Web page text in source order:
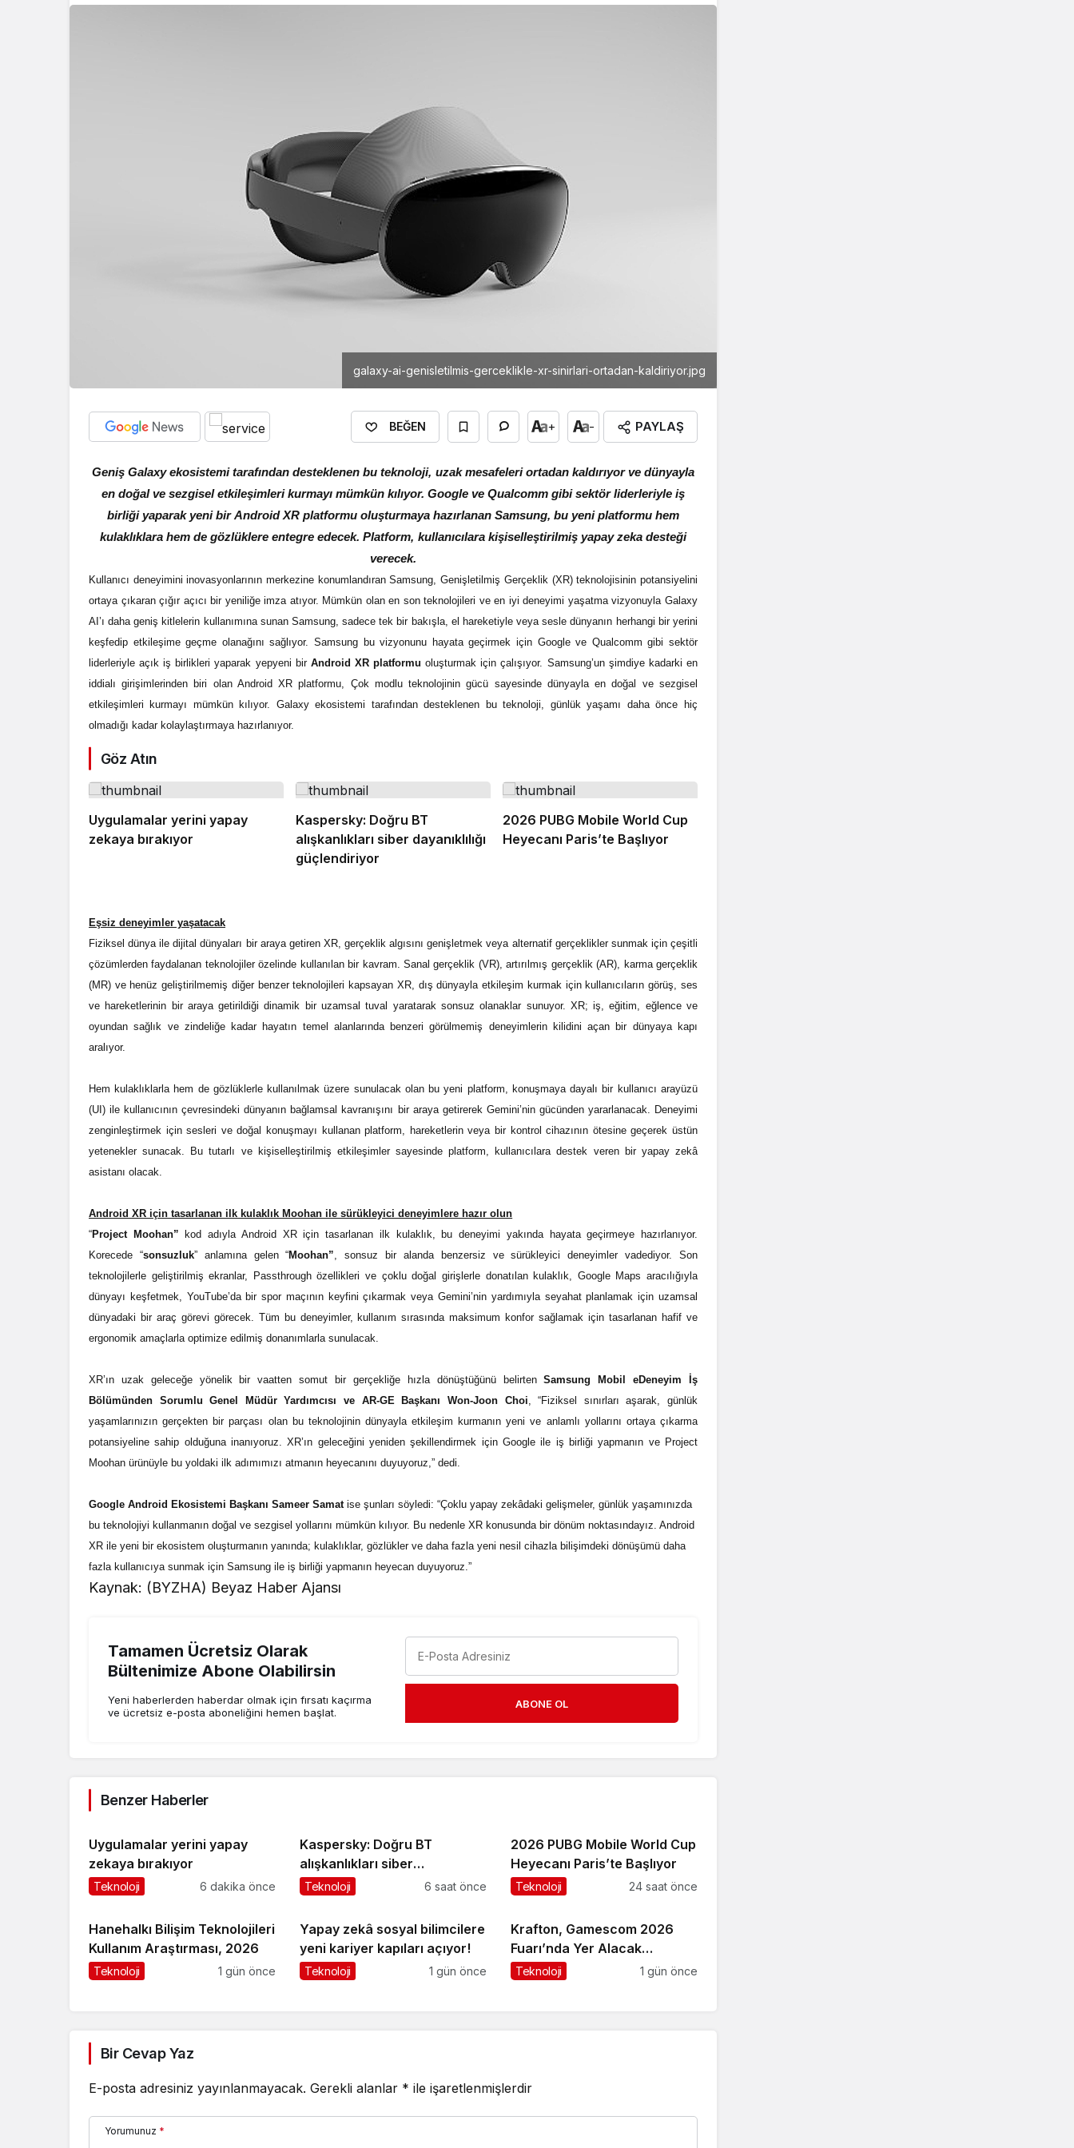
galaxy-ai-genisletilmis-gerceklikle-xr-sinirlari-ortadan-kaldiriyor.jpg
BEĞEN + - PAYLAŞ
Geniş Galaxy ekosistemi tarafından desteklenen bu teknoloji, uzak mesafeleri ortadan kaldırıyor ve dünyayla
en doğal ve sezgisel etkileşimleri kurmayı mümkün kılıyor. Google ve Qualcomm gibi sektör liderleriyle iş
birliği yaparak yeni bir Android XR platformu oluşturmaya hazırlanan Samsung, bu yeni platformu hem
kulaklıklara hem de gözlüklere entegre edecek. Platform, kullanıcılara kişiselleştirilmiş yapay zeka desteği
verecek.
Kullanıcı deneyimini inovasyonlarının merkezine konumlandıran Samsung, Genişletilmiş Gerçeklik (XR) teknolojisinin potansiyelini
ortaya çıkaran çığır açıcı bir yeniliğe imza atıyor. Mümkün olan en son teknolojileri ve en iyi deneyimi yaşatma vizyonuyla Galaxy
AI’ı daha geniş kitlelerin kullanımına sunan Samsung, sadece tek bir bakışla, el hareketiyle veya sesle dünyanın herhangi bir yerini
keşfedip etkileşime geçme olanağını sağlıyor. Samsung bu vizyonunu hayata geçirmek için Google ve Qualcomm gibi sektör
liderleriyle açık iş birlikleri yaparak yepyeni bir Android XR platformu oluşturmak için çalışıyor. Samsung’un şimdiye kadarki en
iddialı girişimlerinden biri olan Android XR platformu, Çok modlu teknolojinin gücü sayesinde dünyayla en doğal ve sezgisel
etkileşimleri kurmayı mümkün kılıyor. Galaxy ekosistemi tarafından desteklenen bu teknoloji, günlük yaşamı daha önce hiç
olmadığı kadar kolaylaştırmaya hazırlanıyor.
Göz Atın
Uygulamalar yerini yapay
zekaya bırakıyor
Kaspersky: Doğru BT
alışkanlıkları siber dayanıklılığı
güçlendiriyor
2026 PUBG Mobile World Cup
Heyecanı Paris’te Başlıyor
Eşsiz deneyimler yaşatacak
Fiziksel dünya ile dijital dünyaları bir araya getiren XR, gerçeklik algısını genişletmek veya alternatif gerçeklikler sunmak için çeşitli
çözümlerden faydalanan teknolojiler özelinde kullanılan bir kavram. Sanal gerçeklik (VR), artırılmış gerçeklik (AR), karma gerçeklik
(MR) ve henüz geliştirilmemiş diğer benzer teknolojileri kapsayan XR, dış dünyayla etkileşim kurmak için kullanıcıların görüş, ses
ve hareketlerinin bir araya getirildiği dinamik bir uzamsal tuval yaratarak sonsuz olanaklar sunuyor. XR; iş, eğitim, eğlence ve
oyundan sağlık ve zindeliğe kadar hayatın temel alanlarında benzeri görülmemiş deneyimlerin kilidini açan bir dünyaya kapı
aralıyor.
Hem kulaklıklarla hem de gözlüklerle kullanılmak üzere sunulacak olan bu yeni platform, konuşmaya dayalı bir kullanıcı arayüzü
(UI) ile kullanıcının çevresindeki dünyanın bağlamsal kavranışını bir araya getirerek Gemini’nin gücünden yararlanacak. Deneyimi
zenginleştirmek için sesleri ve doğal konuşmayı kullanan platform, hareketlerin veya bir kontrol cihazının ötesine geçerek üstün
yetenekler sunacak. Bu tutarlı ve kişiselleştirilmiş etkileşimler sayesinde platform, kullanıcılara destek veren bir yapay zekâ
asistanı olacak.
Android XR için tasarlanan ilk kulaklık Moohan ile sürükleyici deneyimlere hazır olun
“Project Moohan” kod adıyla Android XR için tasarlanan ilk kulaklık, bu deneyimi yakında hayata geçirmeye hazırlanıyor.
Korecede “sonsuzluk” anlamına gelen “Moohan”, sonsuz bir alanda benzersiz ve sürükleyici deneyimler vadediyor. Son
teknolojilerle geliştirilmiş ekranlar, Passthrough özellikleri ve çoklu doğal girişlerle donatılan kulaklık, Google Maps aracılığıyla
dünyayı keşfetmek, YouTube’da bir spor maçının keyfini çıkarmak veya Gemini’nin yardımıyla seyahat planlamak için uzamsal
dünyadaki bir araç görevi görecek. Tüm bu deneyimler, kullanım sırasında maksimum konfor sağlamak için tasarlanan hafif ve
ergonomik amaçlarla optimize edilmiş donanımlarla sunulacak.
XR’ın uzak geleceğe yönelik bir vaatten somut bir gerçekliğe hızla dönüştüğünü belirtenSamsung Mobil eDeneyim İş
Bölümünden Sorumlu Genel Müdür Yardımcısı ve AR-GE Başkanı Won-Joon Choi, “Fiziksel sınırları aşarak, günlük
yaşamlarınızın gerçekten bir parçası olan bu teknolojinin dünyayla etkileşim kurmanın yeni ve anlamlı yollarını ortaya çıkarma
potansiyeline sahip olduğuna inanıyoruz. XR’ın geleceğini yeniden şekillendirmek için Google ile iş birliği yapmanın ve Project
Moohan ürünüyle bu yoldaki ilk adımımızı atmanın heyecanını duyuyoruz,” dedi.
Google Android Ekosistemi Başkanı Sameer Samatise şunları söyledi: “Çoklu yapay zekâdaki gelişmeler, günlük yaşamınızda
bu teknolojiyi kullanmanın doğal ve sezgisel yollarını mümkün kılıyor. Bu nedenle XR konusunda bir dönüm noktasındayız. Android
XR ile yeni bir ekosistem oluşturmanın yanında; kulaklıklar, gözlükler ve daha fazla yeni nesil cihazla bilişimdeki dönüşümü daha
fazla kullanıcıya sunmak için Samsung ile iş birliği yapmanın heyecan duyuyoruz.”
Kaynak: (BYZHA) Beyaz Haber Ajansı
Tamamen Ücretsiz Olarak
Bültenimize Abone Olabilirsin
Yeni haberlerden haberdar olmak için fırsatı kaçırma
ve ücretsiz e-posta aboneliğini hemen başlat.
ABONE OL
Benzer Haberler
Uygulamalar yerini yapay
zekaya bırakıyor
Teknoloji 6 dakika önce
Kaspersky: Doğru BT
alışkanlıkları siber
dayanıklılığı güçlendiriyor
Teknoloji 6 saat önce
2026 PUBG Mobile World Cup
Heyecanı Paris’te Başlıyor
Teknoloji 24 saat önce
Hanehalkı Bilişim Teknolojileri
Kullanım Araştırması, 2026
Teknoloji 1 gün önce
Yapay zekâ sosyal bilimcilere
yeni kariyer kapıları açıyor!
Teknoloji 1 gün önce
Krafton, Gamescom 2026
Fuarı’nda Yer Alacak
Oyunlarına Dair Yeni
Teknoloji 1 gün önce
Bir Cevap Yaz
E-posta adresiniz yayınlanmayacak. Gerekli alanlar * ile işaretlenmişlerdir
Yorumunuz *